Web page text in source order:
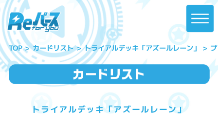
TOP カードリスト トライアルデッキ「アズールレーン」
トライアルデッキ「アズールレーン」